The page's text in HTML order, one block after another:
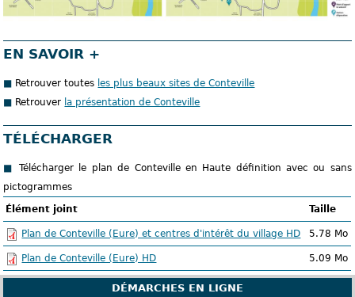
EN SAVOIR +
Retrouver toutes les plus beaux sites de Conteville
Retrouver la présentation de Conteville
TÉLÉCHARGER
Télécharger le plan de Conteville en Haute définition avec ou sans
pictogrammes
Élément joint
Taille
Plan de Conteville (Eure) et centres d'intérêt du village HD 5.78 Mo
Plan de Conteville (Eure) HD 5.09 Mo
DÉMARCHES EN LIGNE